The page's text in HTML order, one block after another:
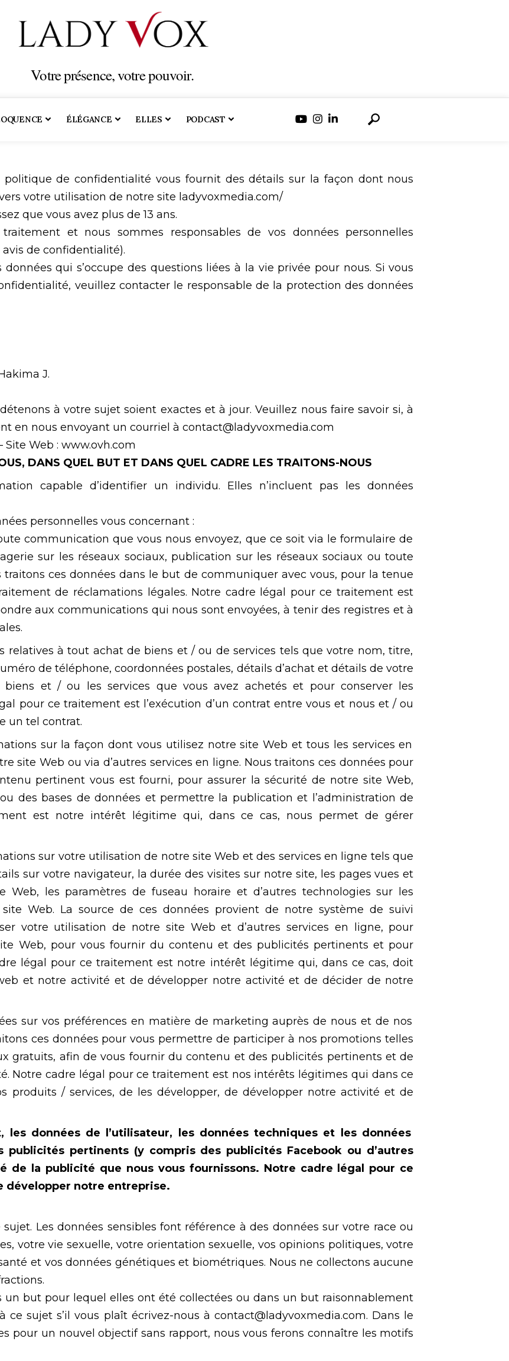
Votre présence, votre pouvoir.
ÉLÉGANCE ELLES PODCAST
de confidentialité vous fournit des détails sur la façon dont nous
votre utilisation de notre site ladyvoxmedia.com/
que vous avez plus de 13 ans.
et nous sommes responsables de vos données personnelles
avis de confidentialité).
qui s’occupe des questions liées à la vie privée pour nous. Si vous
veuillez contacter le responsable de la protection des données
J.
à votre sujet soient exactes et à jour. Veuillez nous faire savoir si, à
en nous envoyant un courriel à contact@ladyvoxmedia.com
Site Web : www.ovh.com
DANS QUEL BUT ET DANS QUEL CADRE LES TRAITONS-NOUS
capable d’identifier un individu. Elles n’incluent pas les données
personnelles vous concernant :
communication que vous nous envoyez, que ce soit via le formulaire de
sur les réseaux sociaux, publication sur les réseaux sociaux ou toute
ces données dans le but de communiquer avec vous, pour la tenue
de réclamations légales. Notre cadre légal pour ce traitement est
aux communications qui nous sont envoyées, à tenir des registres et à
à tout achat de biens et / ou de services tels que votre nom, titre,
de téléphone, coordonnées postales, détails d’achat et détails de votre
et / ou les services que vous avez achetés et pour conserver les
pour ce traitement est l’exécution d’un contrat entre vous et nous et / ou
un tel contrat.
sur la façon dont vous utilisez notre site Web et tous les services en
site Web ou via d’autres services en ligne. Nous traitons ces données pour
pertinent vous est fourni, pour assurer la sécurité de notre site Web,
des bases de données et permettre la publication et l’administration de
est notre intérêt légitime qui, dans ce cas, nous permet de gérer
sur votre utilisation de notre site Web et des services en ligne tels que
sur votre navigateur, la durée des visites sur notre site, les pages vues et
les paramètres de fuseau horaire et d’autres technologies sur les
Web. La source de ces données provient de notre système de suivi
votre utilisation de notre site Web et d’autres services en ligne, pour
Web, pour vous fournir du contenu et des publicités pertinents et pour
légal pour ce traitement est notre intérêt légitime qui, dans ce cas, doit
et notre activité et de développer notre activité et de décider de notre
sur vos préférences en matière de marketing auprès de nous et de nos
ces données pour vous permettre de participer à nos promotions telles
gratuits, afin de vous fournir du contenu et des publicités pertinents et de
Notre cadre légal pour ce traitement est nos intérêts légitimes qui dans ce
produits / services, de les développer, de développer notre activité et de
données de l’utilisateur, les données techniques et les données
pertinents (y compris des publicités Facebook ou d’autres
de la publicité que nous vous fournissons. Notre cadre légal pour ce
développer notre entreprise.
Les données sensibles font référence à des données sur votre race ou
votre vie sexuelle, votre orientation sexuelle, vos opinions politiques, votre
et vos données génétiques et biométriques. Nous ne collectons aucune
un but pour lequel elles ont été collectées ou dans un but raisonnablement
sujet s’il vous plaît écrivez-nous à contact@ladyvoxmedia.com. Dans le
pour un nouvel objectif sans rapport, nous vous ferons connaître les motifs